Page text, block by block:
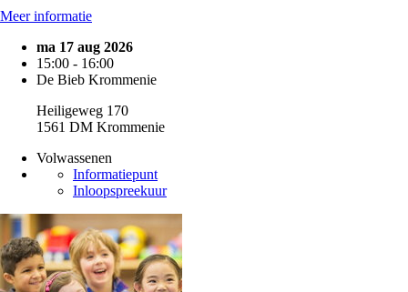
Meer informatie
ma 17 aug 2026
15:00 - 16:00
De Bieb Krommenie
Heiligeweg 170
1561 DM Krommenie
Volwassenen
Informatiepunt
Inloopspreekuur